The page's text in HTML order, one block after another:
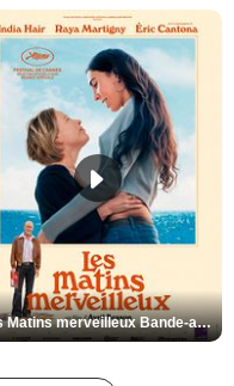
Les Matins merveilleux Bande-annonce VF